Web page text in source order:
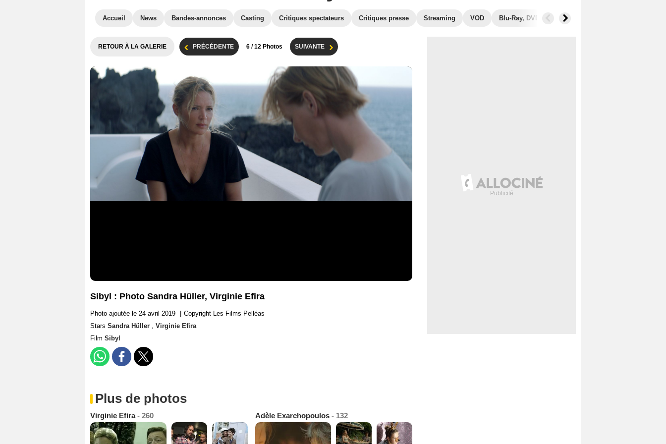
Accueil News Bandes-annonces Casting Critiques spectateurs Critiques presse Streaming VOD Blu-Ray, DVD Photos
RETOUR À LA GALERIE PRÉCÉDENTE 6 / 12 Photos SUIVANTE
Sibyl : Photo Sandra Hüller, Virginie Efira
Photo ajoutée le 24 avril 2019
Copyright Les Films Pelléas
Stars Sandra Hüller , Virginie Efira
Film Sibyl
Plus de photos
Virginie Efira- 260 Adèle Exarchopoulos - 132